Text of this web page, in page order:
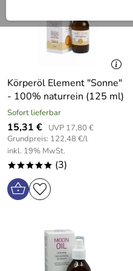
Körperöl Element "Sonne"
- 100% naturrein (125 ml)
Sofort lieferbar
15,31 €
UVP 17,80 €
Grundpreis: 122,48 €/l
inkl. 19% MwSt.
***** (3)